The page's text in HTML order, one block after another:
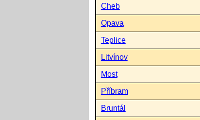
Cheb
Opava
Teplice
Litvínov
Most
Příbram
Bruntál